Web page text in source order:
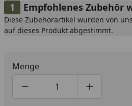
Empfohlenes Zubehör
Diese Zubehörartikel wurden von
auf dieses Produkt abgestimmt.
Menge
Produktmenge um eins
Produktmenge